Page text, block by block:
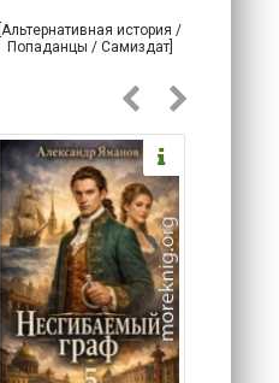
[Альтернативная история /
Попаданцы / Самиздат]